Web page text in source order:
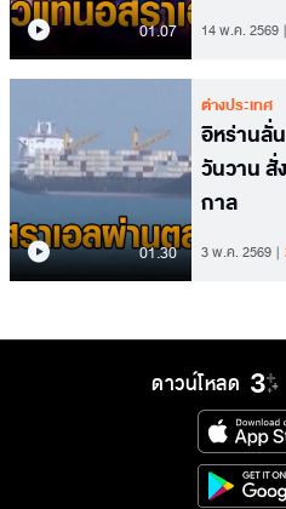
01.07 14 พ.ค. 2569
01.30
ต่างประเทศ
อิหร่านลั่
วันวาน สั่
กาล
3 พ.ค. 2569
ดาวน์โหลด